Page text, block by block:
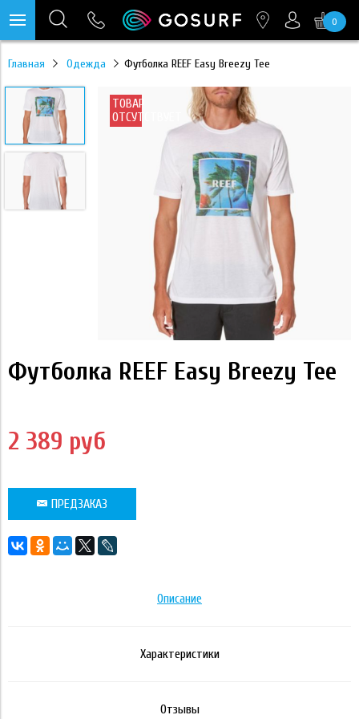
0
Главная Одежда Футболка REEF Easy Breezy Tee
ТОВАР
ОТСУТСТВУЕТ
Футболка REEF Easy Breezy Tee
2 389 руб
ПРЕДЗАКАЗ
Описание
Характеристики
Отзывы
https://mc.yandex.ru/pixel/28467905289433451?rnd=%aw_random%